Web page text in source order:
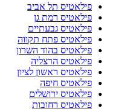
פילאטיס תל אביב
פילאטיס רמת גן
פילאטיס גבעתיים
פילאטיס פתח תקווה
פילאטיס בהוד השרון
פילאטיס הרצליה
פילאטיס ראשון לציון
פילאטיס חיפה
פילאטיס ירושלים
פילאטיס רחובות